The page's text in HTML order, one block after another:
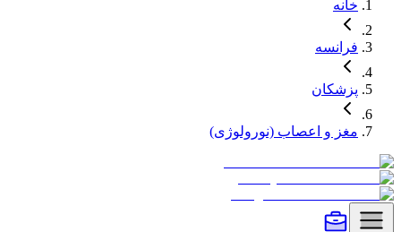
خانه
فرانسه
پزشکان
مغز و اعصاب (نورولوژی)